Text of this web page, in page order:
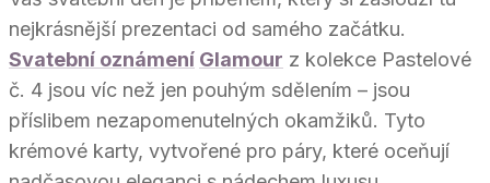
nejkrásnější prezentaci od samého začátku.
Svatební oznámení Glamour z kolekce Pastelové
č. 4 jsou víc než jen pouhým sdělením – jsou
příslibem nezapomenutelných okamžiků. Tyto
krémové karty, vytvořené pro páry, které oceňují